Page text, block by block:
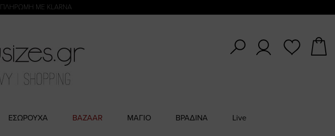
ΠΛΗΡΩΜΗ ΜΕ KLARNA
ΕΣΩΡΟΥΧΑ BAZAAR ΜΑΓΙΟ ΒΡΑΔΙΝΑ Live